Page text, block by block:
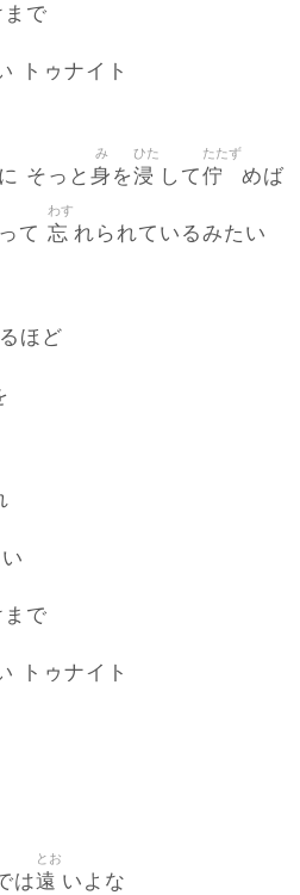
まで
トゥナイト
そっと 身
み
を浸
ひた
して佇
たたず
めば
て 忘
わす
れられているみたい
ほど
まで
トゥナイト
は遠
とお
いよな